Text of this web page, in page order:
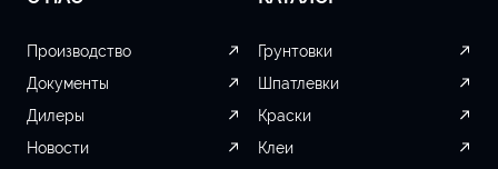
Производство
Документы
Дилеры
Новости
Грунтовки
Шпатлевки
Краски
Клеи